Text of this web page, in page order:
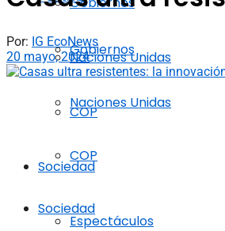
Naciones Unidas
COP
Sociedad
Espectáculos
Gobiernos
Naciones Unidas
COP
Sociedad
Por: IG EcoNews
20 mayo, 2024